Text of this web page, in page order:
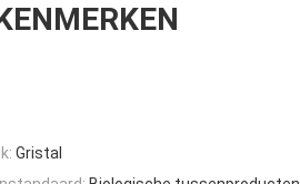
Gristal